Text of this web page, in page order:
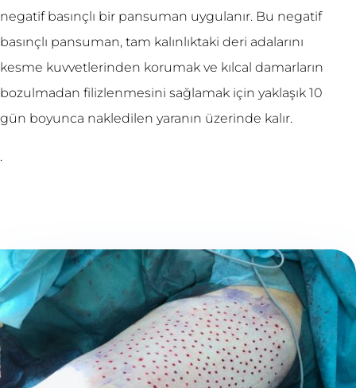
negatif basınçlı bir pansuman uygulanır. Bu negatif
basınçlı pansuman, tam kalınlıktaki deri adalarını
kesme kuvvetlerinden korumak ve kılcal damarların
bozulmadan filizlenmesini sağlamak için yaklaşık 10
gün boyunca nakledilen yaranın üzerinde kalır.
.